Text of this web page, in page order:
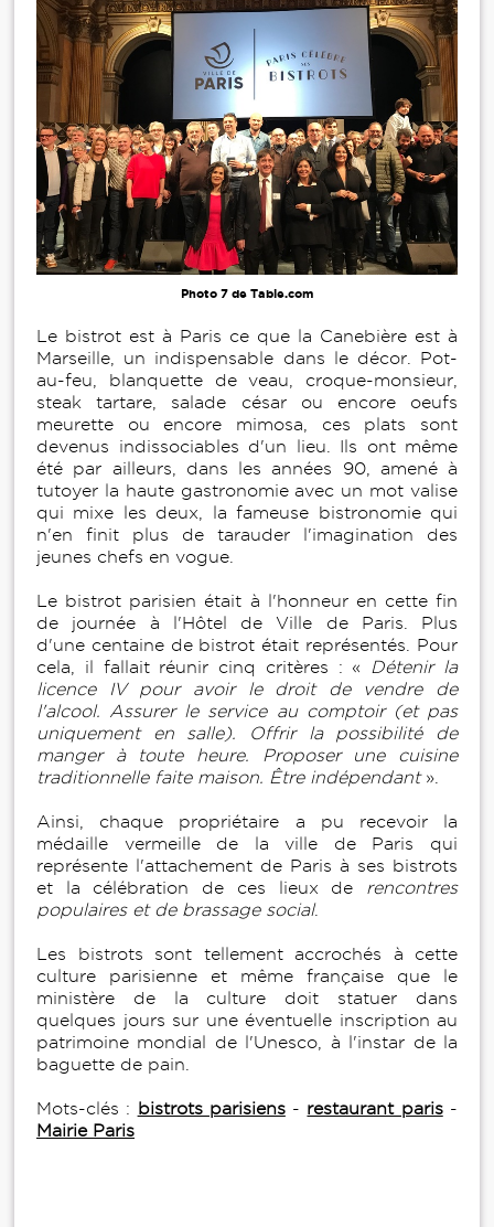
Photo 7 de Table.com
Le bistrot est à Paris ce que la Canebière est à
Marseille, un indispensable dans le décor. Pot-
au-feu, blanquette de veau, croque-monsieur,
steak tartare, salade césar ou encore oeufs
meurette ou encore mimosa, ces plats sont
devenus indissociables d'un lieu. Ils ont même
été par ailleurs, dans les années 90, amené à
tutoyer la haute gastronomie avec un mot valise
qui mixe les deux, la fameuse bistronomie qui
n'en finit plus de tarauder l'imagination des
jeunes chefs en vogue.
Le bistrot parisien était à l'honneur en cette fin
de journée à l'Hôtel de Ville de Paris. Plus
d'une centaine de bistrot était représentés. Pour
cela, il fallait réunir cinq critères : «
Détenir la
licence IV pour avoir le droit de vendre de
l'alcool. Assurer le service au comptoir (et pas
uniquement en salle). Offrir la possibilité de
manger à toute heure. Proposer une cuisine
traditionnelle faite maison. Être indépendant».
Ainsi, chaque propriétaire a pu recevoir la
médaille vermeille de la ville de Paris qui
représente l'attachement de Paris à ses bistrots
et la célébration de ces lieux de rencontres
populaires et de brassage social.
Les bistrots sont tellement accrochés à cette
culture parisienne et même française que le
ministère de la culture doit statuer dans
quelques jours sur une éventuelle inscription au
patrimoine mondial de l'Unesco, à l'instar de la
baguette de pain.
Mots-clés : bistrots parisiens- restaurant paris-
Mairie Paris